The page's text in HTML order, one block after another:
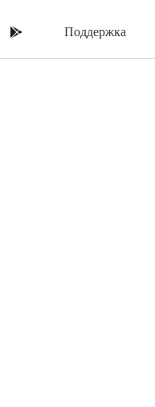
Поддержка